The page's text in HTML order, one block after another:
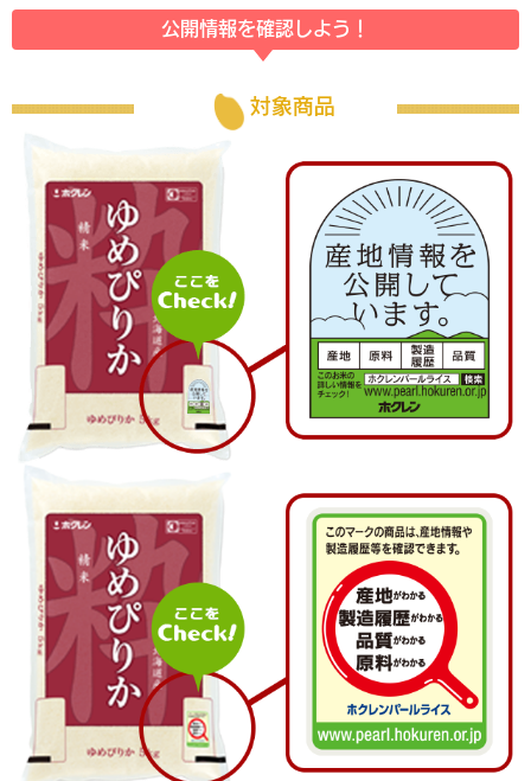
公開情報を確認しよう！
対象商品